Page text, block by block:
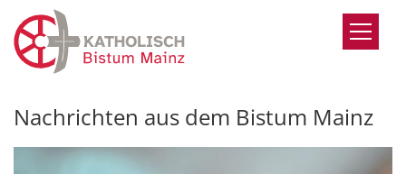
Zum Inhalt springen
Nachrichten aus dem Bistum Mainz